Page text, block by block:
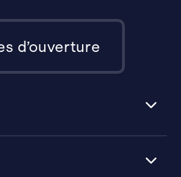
d’ouverture